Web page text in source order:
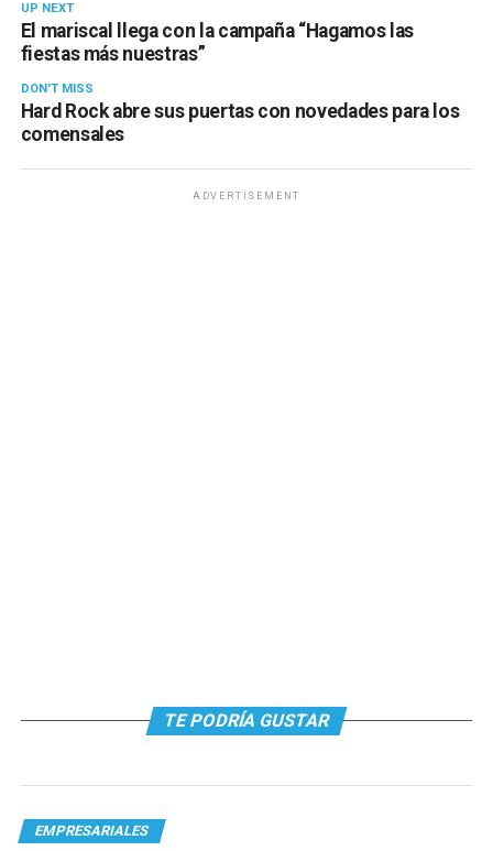
UP NEXT
El mariscal llega con la campaña “Hagamos las
fiestas más nuestras”
DON'T MISS
Hard Rock abre sus puertas con novedades para los
comensales
ADVERTISEMENT
TE PODRÍA GUSTAR
EMPRESARIALES